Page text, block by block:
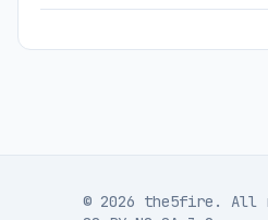
© 2026 the5fire. All